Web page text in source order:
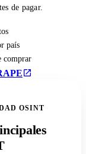
de pagar.
país
comprar
OSINT